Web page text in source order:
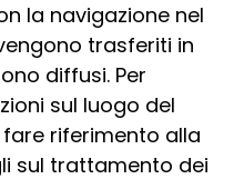
la navigazione nel
trasferiti in
diffusi. Per
sul luogo del
riferimento alla
sul trattamento dei